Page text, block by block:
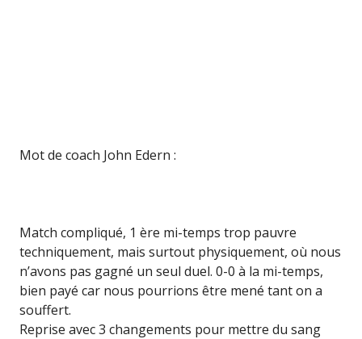
Mot de coach John Edern :
Match compliqué, 1 ère mi-temps trop pauvre
techniquement, mais surtout physiquement, où nous
n’avons pas gagné un seul duel. 0-0 à la mi-temps,
bien payé car nous pourrions être mené tant on a
souffert.
Reprise avec 3 changements pour mettre du sang